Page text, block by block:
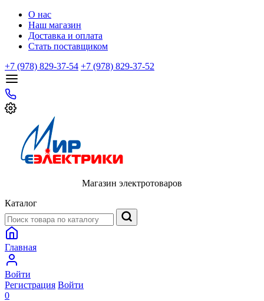
О нас
Наш магазин
Доставка и оплата
Стать поставщиком
+7 (978) 829-37-54 +7 (978) 829-37-52
Магазин электротоваров
Каталог
Главная
Войти
Регистрация Войти
0